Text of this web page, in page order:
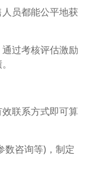
员都能公平地获
过考核评估激励
联系方式即可算
数咨询等)，制定